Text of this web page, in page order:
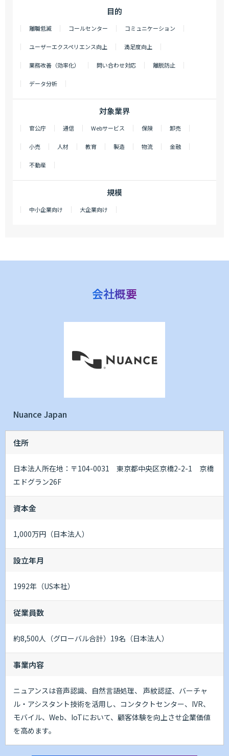
目的
離職低減 コールセンター コミュニケーション
ユーザーエクスペリエンス向上 満足度向上
業務改善（効率化） 問い合わせ対応 離脱防止
データ分析
対象業界
官公庁 通信 Webサービス 保険 卸売
小売 人材 教育 製造 物流 金融
不動産
規模
中小企業向け 大企業向け
会社概要
Nuance Japan
住所
日本法人所在地：〒104-0031 東京都中央区京橋2-2-1 京橋
エドグラン26F
資本金
1,000万円（日本法人）
設立年月
1992年（US本社）
従業員数
約8,500人（グローバル合計）19名（日本法人）
事業内容
ニュアンスは音声認識、自然言語処理、 声紋認証、バーチャ
ル・アシスタント技術を活用し、コンタクトセンター、IVR、
モバイル、Web、IoTにおいて、顧客体験を向上させ企業価値
を高めます。